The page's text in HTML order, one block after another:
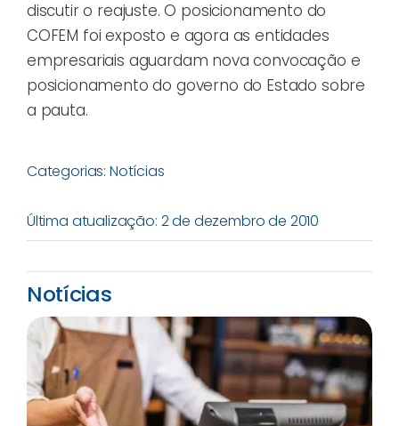
discutir o reajuste. O posicionamento do
COFEM foi exposto e agora as entidades
empresariais aguardam nova convocação e
posicionamento do governo do Estado sobre
a pauta.
Categorias: Notícias
Última atualização: 2 de dezembro de 2010
Notícias